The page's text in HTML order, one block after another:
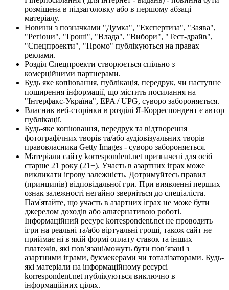
розміщена в підзаголовку або в першому абзаці
матеріалу.
Новини з позначками "Думка", "Експертиза", "Заява",
"Регіони", "Гроші", "Влада", "Вибори", "Тест-драйв",
"Спецпроекти", "Промо" публікуються на правах
реклами.
Розділ Спецпроекти створюється спільно з
комерційними партнерами.
Будь яке копіювання, публікація, передрук, чи наступне
поширення інформації, що містить посилання на
"Інтерфакс-Україна", EPA / UPG, суворо забороняється.
Власник веб-сторінки в розділі Я-Корреспондент є автор
публікації.
Будь-яке копіювання, передрук та відтворення
фотографічних творів та/або аудіовізуальних творів
правовласника Getty Images - суворо забороняється.
Матеріали сайту korrespondent.net призначені для осіб
старше 21 року (21+). Участь в азартних іграх може
викликати ігрову залежність. Дотримуйтесь правил
(принципів) відповідальної гри. При виявленні перших
ознак залежності негайно зверніться до спеціаліста.
Пам'ятайте, що участь в азартних іграх не може бути
джерелом доходів або альтернативою роботі.
Інформаційний ресурс korrespondent.net не проводить
ігри на реальні та/або віртуальні гроші, також сайт не
приймає ні в якій формі оплату ставок та інших
платежів, які пов’язані/можуть бути пов’язані з
азартними іграми, букмекерами чи тоталізаторами. Будь-
які матеріали на інформаційному ресурсі
korrespondent.net публікуються виключно в
інформаційних цілях.